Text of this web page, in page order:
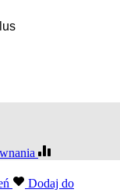
Dodaj do